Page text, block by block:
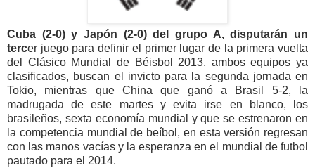
Cuba (2-0) y Japón (2-0) del grupo A, disputarán un
tercer juego para definir el primer lugar de la primera vuelta
del Clásico Mundial de Béisbol 2013, ambos equipos ya
clasificados, buscan el invicto para la segunda jornada en
Tokio, mientras que China que ganó a Brasil 5-2, la
madrugada de este martes y evita irse en blanco, los
brasileños, sexta economía mundial y que se estrenaron en
la competencia mundial de beíbol, en esta versión regresan
con las manos vacías y la esperanza en el mundial de futbol
pautado para el 2014.